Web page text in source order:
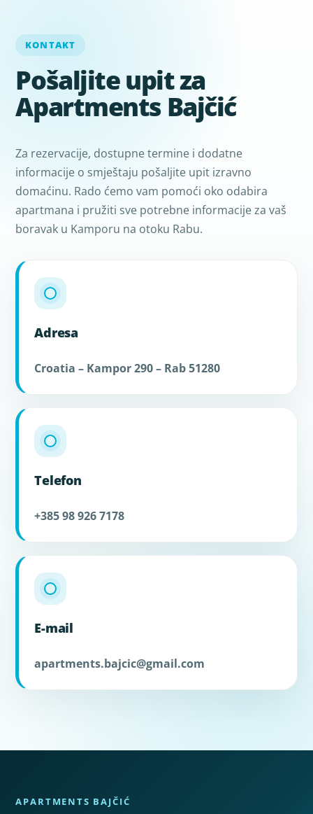
KONTAKT
Pošaljite upit za
Apartments Bajčić
Za rezervacije, dostupne termine i dodatne
informacije o smještaju pošaljite upit izravno
domaćinu. Rado ćemo vam pomoći oko odabira
apartmana i pružiti sve potrebne informacije za vaš
boravak u Kamporu na otoku Rabu.
Adresa
Croatia – Kampor 290 – Rab 51280
Telefon
+385 98 926 7178
E-mail
apartments.bajcic@gmail.com
APARTMENTS BAJČIĆ